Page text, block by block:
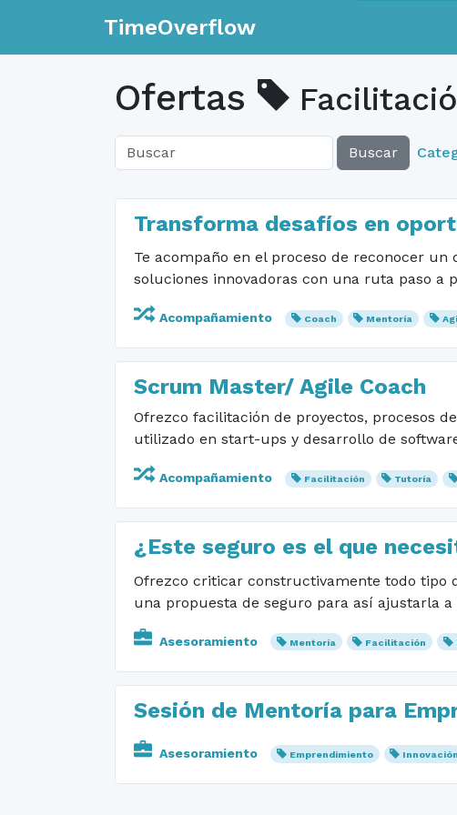
TimeOverflow
Ofertas
Buscar
Transforma desafíos en
Te acompaño en el proceso de reconocer
soluciones innovadoras con una ruta paso a
Acompañamiento Coach Mentoría
Scrum Master/ Agile Coach
Ofrezco facilitación de proyectos, procesos
utilizado en start-ups y desarrollo de
Acompañamiento Facilitación Tutoría
¿Este seguro es el que
Ofrezco criticar constructivamente todo tipo
una propuesta de seguro para así ajustarla
Asesoramiento Mentoría Facilitación
Sesión de Mentoría para
Asesoramiento Emprendimiento Innovación